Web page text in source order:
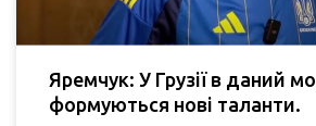
Яремчук: У Грузії в даний
формуються нові таланти.